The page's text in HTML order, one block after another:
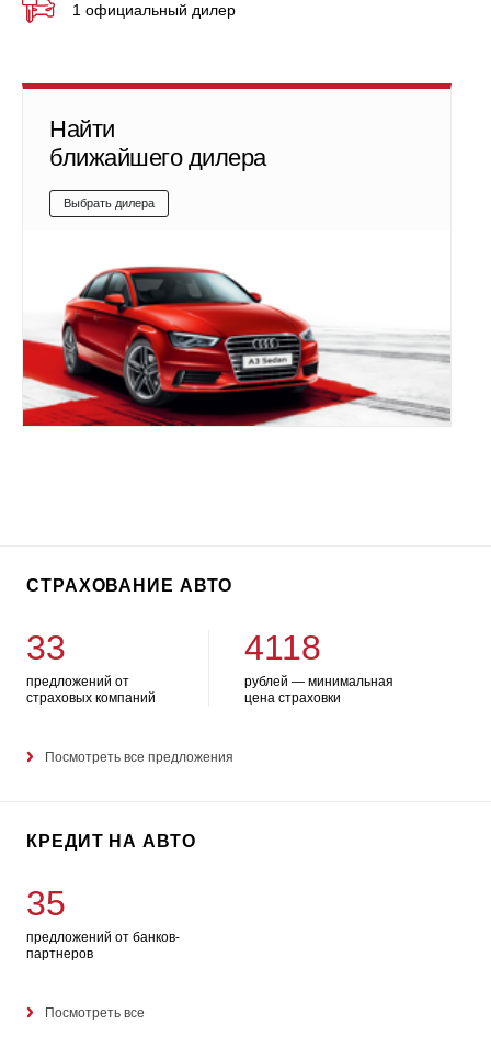
1 официальный дилер
Найти
ближайшего дилера
Выбрать дилера
СТРАХОВАНИЕ АВТО
33
предложений от
страховых компаний
4118
рублей — минимальная
цена страховки
Посмотреть все предложения
КРЕДИТ НА АВТО
35
предложений от банков-
партнеров
Посмотреть все